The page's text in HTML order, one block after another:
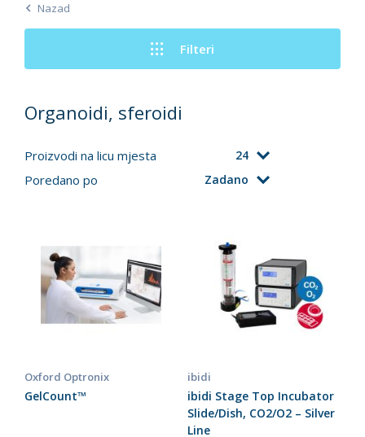
Nazad
Filteri
Organoidi, sferoidi
Proizvodi na licu mjesta 24
Poredano po Zadano
Oxford Optronix
GelCount™
ibidi
ibidi Stage Top Incubator
Slide/Dish, CO2/O2 – Silver
Line